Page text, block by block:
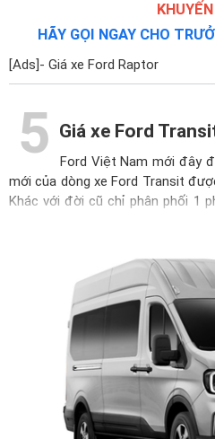
HÃY GỌI NGAY CHO
[Ads]- Giá xe Ford Raptor
5 Giá xe Ford
Ford Việt Nam mới đây
mới của dòng xeFord Transit
Khác với đời cũ chỉ phân phối 1
được phân phối gồm 3 biến thể
mẽ diện mạo từ ngoài vào
năng, công nghệ hàng đầu đi
doanh toàn diện.
Ford Transit được phát triển dựa
cùng kích thước vượt trội hơn.
hiện đại và có sự lột xác đặc biệt
cụm đèn LED chữ C đặc trưng.
tượng khách hàng, từ doanh
nhân sử dụng xe cho mục